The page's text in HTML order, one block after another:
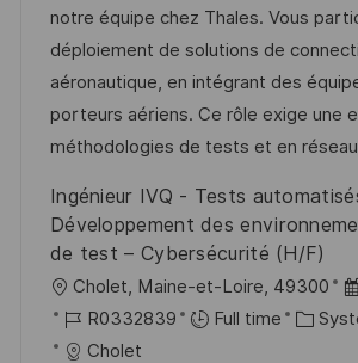
l
i
s
a
t
o
n
e
d
’
a
f
i
h
g
é
r
e
n
c
d
o
t
é
g
o
r
e
notre équipe chez Thales. Vous
déploiement de solutions de
aéronautique, en intégrant des
porteurs aériens. Ce rôle exige une
méthodologies de tests et en
Ingénieur IVQ - Tests
Développement des
de test – Cybersécurité (H/F)
o
c
Cholet, Maine-et-Loire, 49300
D
a
R
é
R0332839 Full time
C
Cholet